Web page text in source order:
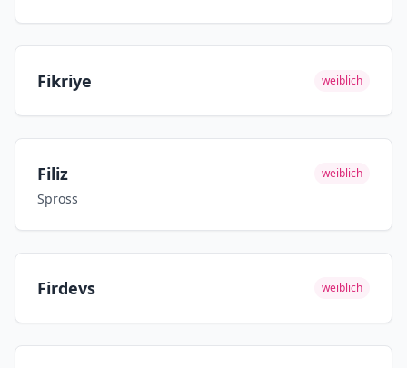
Fikriye weiblich
Filiz weiblich
Spross
Firdevs weiblich